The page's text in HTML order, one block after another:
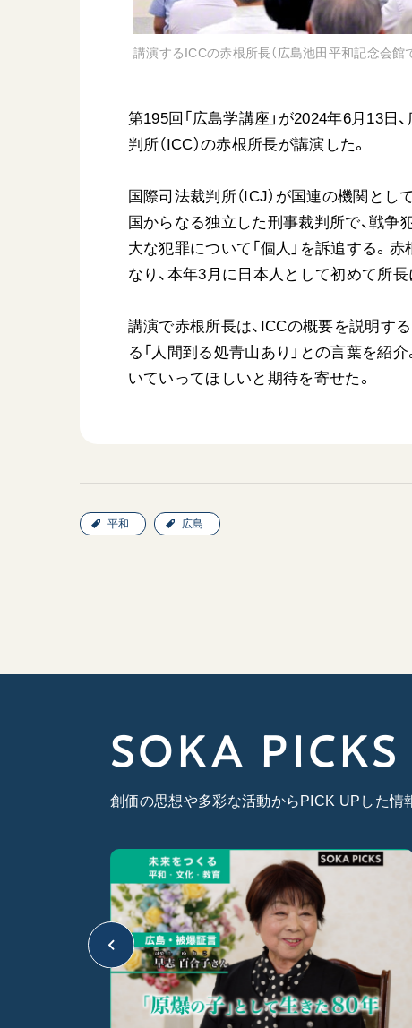
各国ウェブサイト
世界の創価学会の歴史
会員サポート
座談会御書ｅ講義
要旨
御書検索［新版］
講演するICCの赤根所長（広島池田平和記念会館で
第195回「広島学講座」が2024年6月13日
判所（ICC）の赤根所長が講演した。
国際司法裁判所（ICJ）が国連の機関とし
国からなる独立した刑事裁判所で、戦
大な犯罪について「個人」を訴追する。
なり、本年3月に日本人として初めて所長
講演で赤根所長は、ICCの概要を説明す
る「人間到る処青山あり」との言葉を紹
いていってほしいと期待を寄せた。
平和 広島
SOKA PICKS
創価の思想や多彩な活動からPICK UPした情